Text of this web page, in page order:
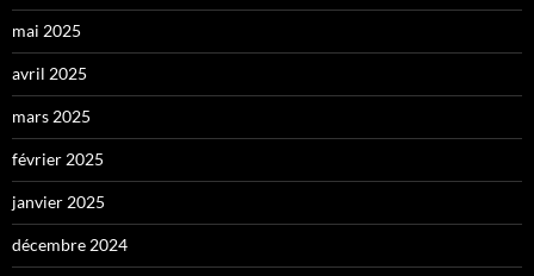
mai 2025
avril 2025
mars 2025
février 2025
janvier 2025
décembre 2024